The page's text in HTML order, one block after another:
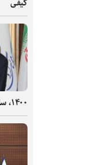
کیفی
۱۴۰۰، سال عدم قطعیت‌ها